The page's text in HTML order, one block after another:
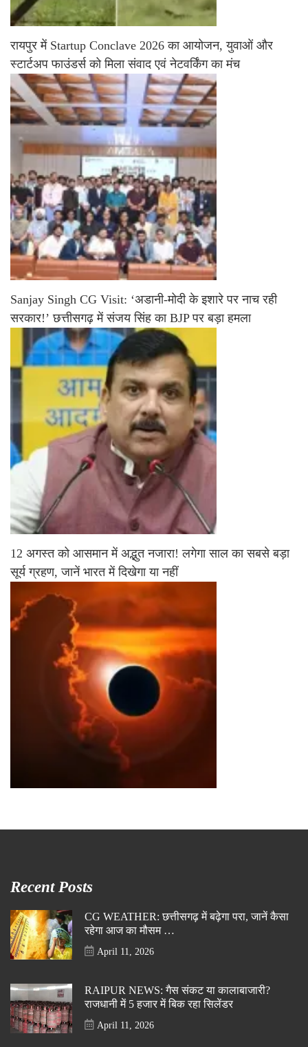
रायपुर में Startup Conclave 2026 का आयोजन, युवाओं और
स्टार्टअप फाउंडर्स को मिला संवाद एवं नेटवर्किंग का मंच
Sanjay Singh CG Visit: ‘अडानी-मोदी के इशारे पर नाच रही
सरकार!’ छत्तीसगढ़ में संजय सिंह का BJP पर बड़ा हमला
12 अगस्त को आसमान में अद्भुत नजारा! लगेगा साल का सबसे बड़ा
सूर्य ग्रहण, जानें भारत में दिखेगा या नहीं
Recent Posts
CG WEATHER: छत्तीसगढ़ में बढ़ेगा परा, जानें कैसा
रहेगा आज का मौसम …
April 11, 2026
RAIPUR NEWS: गैस संकट या कालाबाजारी?
राजधानी में 5 हजार में बिक रहा सिलेंडर
April 11, 2026